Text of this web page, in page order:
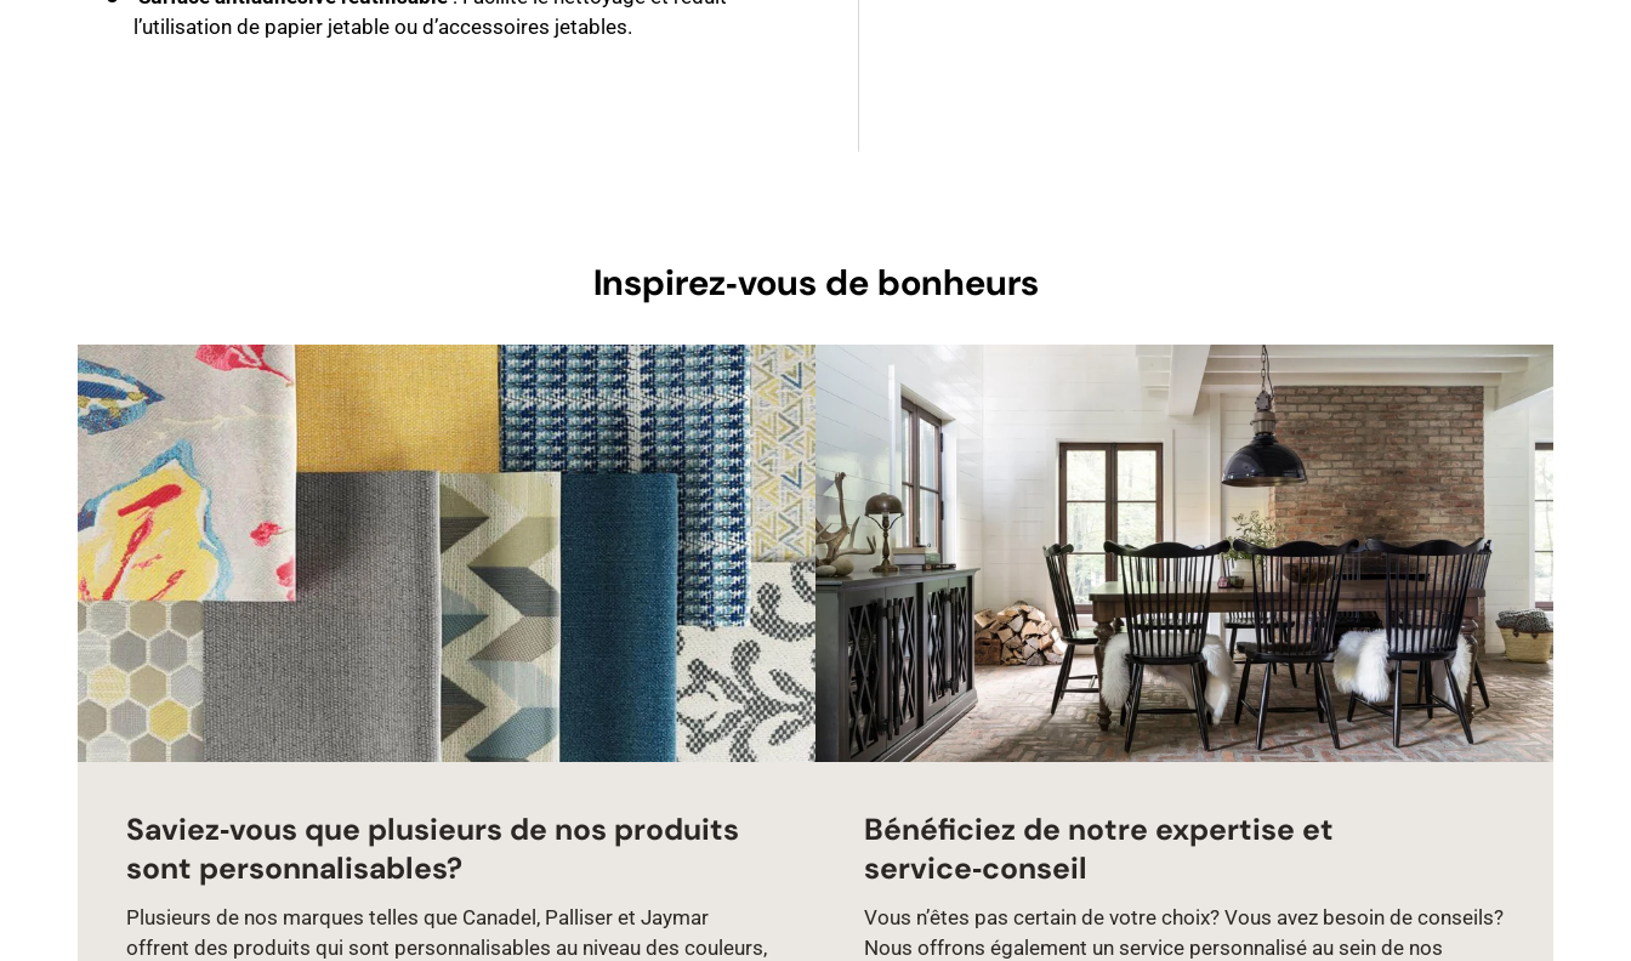
l’utilisation de papier jetable ou d’accessoires jetables.
Inspirez‑vous de bonheurs
Saviez‑vous que plusieurs de nos produits
sont personnalisables?
Plusieurs de nos marques telles que Canadel, Palliser et Jaymar
offrent des produits qui sont personnalisables au niveau des couleurs,
Bénéficiez de notre expertise et
service‑conseil
Vous n’êtes pas certain de votre choix? Vous avez besoin de conseils?
Nous offrons également un service personnalisé au sein de nos